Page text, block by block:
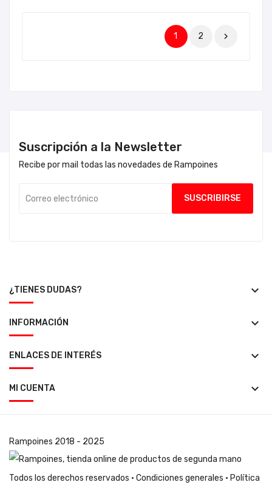
1 2 
Suscripción a la Newsletter
Recibe por mail todas las novedades de Rampoines
¿TIENES DUDAS? keyboard_arrow_down
INFORMACIÓN keyboard_arrow_down
ENLACES DE INTERÉS keyboard_arrow_down
MI CUENTA keyboard_arrow_down
Rampoines 2018 - 2025
Todos los derechos reservados · Condiciones generales · Política